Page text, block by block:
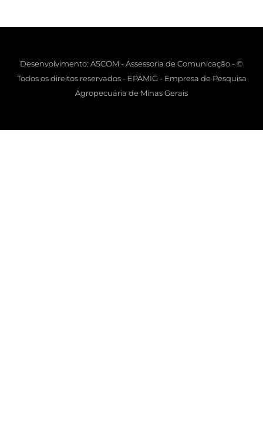
Desenvolvimento: ASCOM - Assessoria de Comunicação - ©
Todos os direitos reservados - EPAMIG - Empresa de Pesquisa
Agropecuária de Minas Gerais